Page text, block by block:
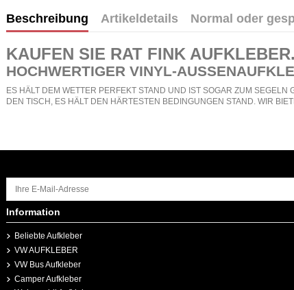
Beschreibung Artikeldetails Normal oder
KAUFEN SIE RAT FINK AUFKLEBER.
HOCHWERTIGER VINYL-
ES HÄLT DEM WETTER PERFEKT STAND UND IST SOGAR ZUM
DEN TISCH, ES HÄLT DEN HÄRTESTEN BEDINGUNGEN STAND. WIR
Information
Beliebte Aufkleber
VW AUFKLEBER
VW Bus Aufkleber
Camper Aufkleber